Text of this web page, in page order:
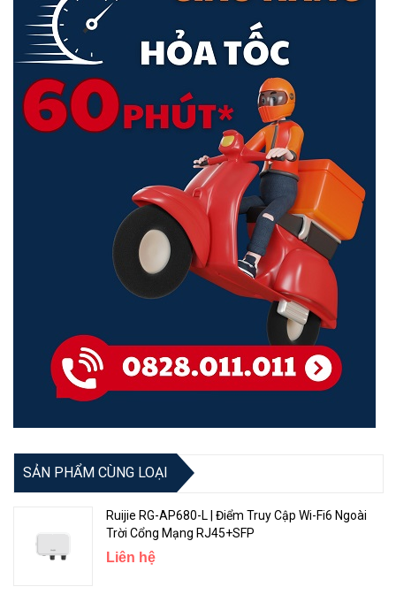
SẢN PHẨM CÙNG LOẠI
Ruijie RG-AP680-L | Điểm Truy Cập Wi-Fi6 Ngoài
Trời Cổng Mạng RJ45+SFP
Liên hệ